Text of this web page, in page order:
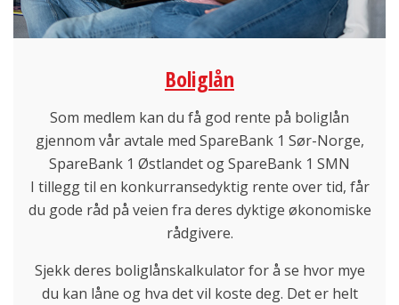
Boliglån
Som medlem kan du få god rente på boliglån
gjennom vår avtale med SpareBank 1 Sør-Norge,
SpareBank 1 Østlandet og SpareBank 1 SMN
I tillegg til en konkurransedyktig rente over tid, får
du gode råd på veien fra deres dyktige økonomiske
rådgivere.
Sjekk deres boliglånskalkulator for å se hvor mye
du kan låne og hva det vil koste deg. Det er helt